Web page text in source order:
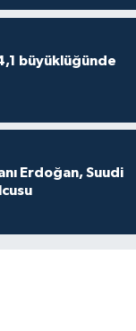
büyüklüğünde
Erdoğan, Suudi